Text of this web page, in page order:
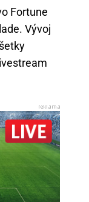
Fortune
Vývoj